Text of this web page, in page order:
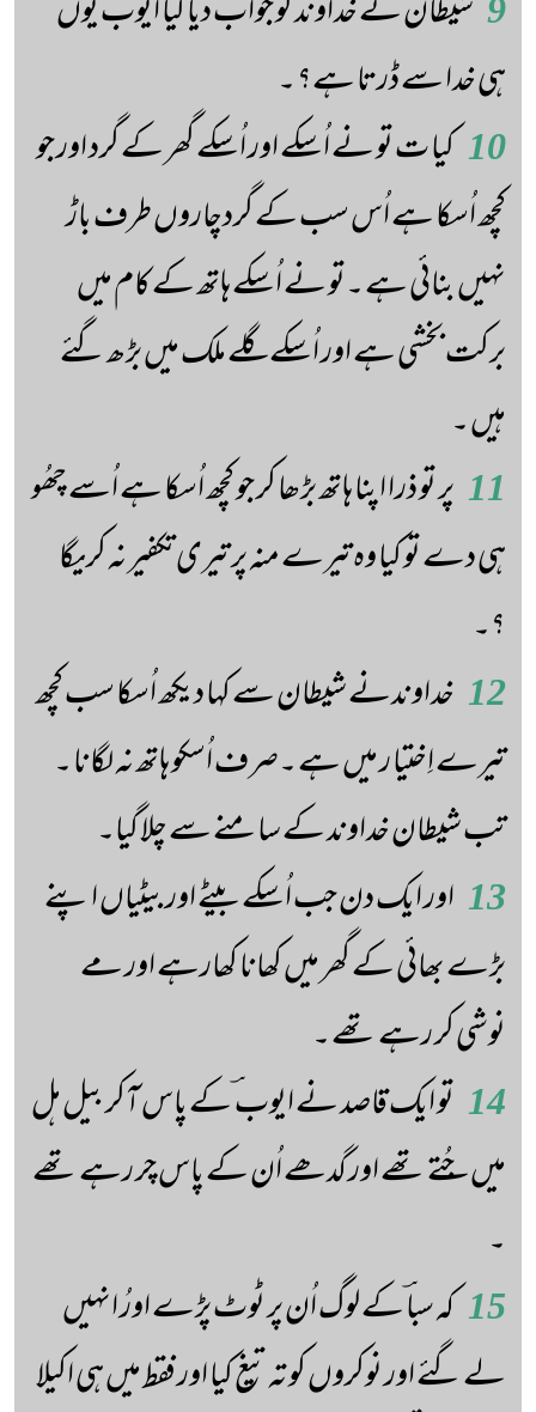
شیطان نے خداوند کو جواب دیا کیا ایوب یوں
ہی خدا سے ڈرتا ہے؟ ۔
10 کیا ت تو نے اُسکے اور اُسکے گھر کے گرد اور جو
کچھ اُسکا ہے اُس سب کے گردچاروں طرف باڑ
نہیں بنائی ہے ۔تو نے اُسکے ہاتھ کے کام میں
برکت بخشی ہے اور اُسکے گلے ملک میں بڑھ گئے
ہیں ۔
11 پر تو ذرا اپنا ہاتھ بڑھا کر جو کچھ اُسکا ہے اُسے چھُو
ہی دے تو کیا وہ تیرے منہ پر تیری تکفیر نہ کریگا
؟۔
12 خداوندنے شیطان سے کہا دیکھ اُسکا سب کچھ
تیرے اِختیا ر میں ہے ۔صرف اُسکو ہاتھ نہ لگانا ۔
تب شیطان خداوند کے سامنے سے چلا گیا۔
13 اور ایک دن جب اُسکے بیٹے اور بیٹیاں اپنے
بڑے بھائی کے گھر میں کھانا کھارہے اور مے
نوشی کر رہے تھے ۔
14 تو ایک قاصد نے ایوب ؔ کے پاس آکر بیل ہل
میں جُتے تھے اور گدھے اُن کے پاس چر رہے تھے
15 کہ سباؔ کے لوگ اُن پر ٹوٹ پڑے اورُ انہیں
لے گئے اور نوکروں کو تہ تیغ کیا اور فقط میں ہی اکیلا